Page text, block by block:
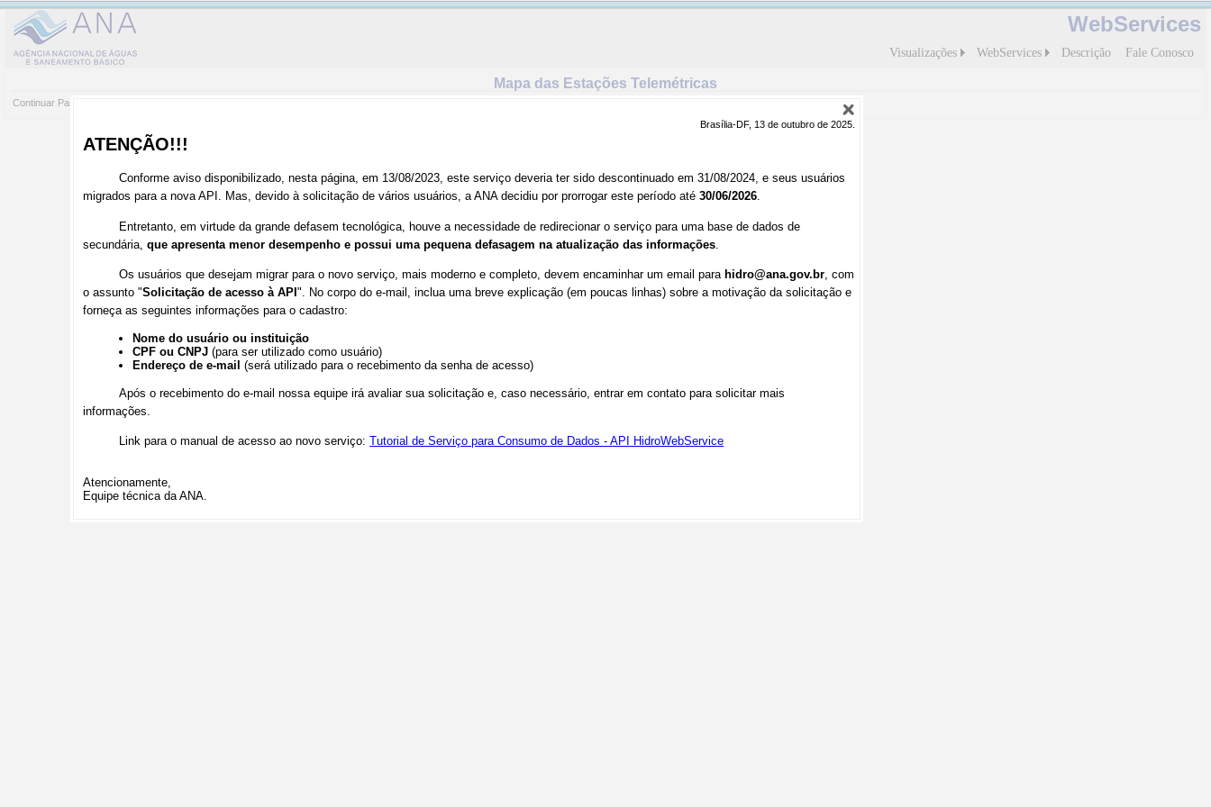
WebServices
Visualizações WebServices Descrição Fale Conosco
Brasília-DF, 13 de outubro de 2025.
ATENÇÃO!!!
Conforme aviso disponibilizado, nesta página, em 13/08/2023, este serviço deveria ter sido descontinuado em 31/08/2024, e seus usuários
migrados para a nova API. Mas, devido à solicitação de vários usuários, a ANA decidiu por prorrogar este período até30/06/2026.
Entretanto, em virtude da grande defasem tecnológica, houve a necessidade de redirecionar o serviço para uma base de dados de
secundária,que apresenta menor desempenho e possui uma pequena defasagem na atualização das informações
Os usuários que desejam migrar para o novo serviço, mais moderno e completo, devem encaminhar um email para hidro@ana.gov.br , com
o assunto "Solicitação de acesso à API". No corpo do e-mail, inclua uma breve explicação (em poucas linhas) sobre a motivação da solicitação e
forneça as seguintes informações para o cadastro:
Nome do usuário ou instituição
CPF ou CNPJ (para ser utilizado como usuário)
Endereço de e-mail (será utilizado para o recebimento da senha de acesso)
Após o recebimento do e-mail nossa equipe irá avaliar sua solicitação e, caso necessário, entrar em contato para solicitar mais
informações.
Link para o manual de acesso ao novo serviço:Tutorial de Serviço para Consumo de Dados - API HidroWebService
Atencionamente,
Equipe técnica da ANA.
Mapa das Estações Telemétricas
Continuar Passeio